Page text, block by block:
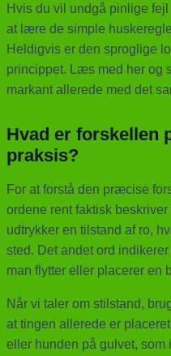
Hvis du vil undgå pinlige
at lære de simple
Heldigvis er den sproglige
princippet. Læs med her og
markant allerede med det
Hvad er forskellen
praksis?
For at forstå den præcise
ordene rent faktisk
udtrykker en tilstand af ro,
sted. Det andet ord
man flytter eller placerer en
Når vi taler om stilstand,
at tingen allerede er
eller hunden på gulvet, som